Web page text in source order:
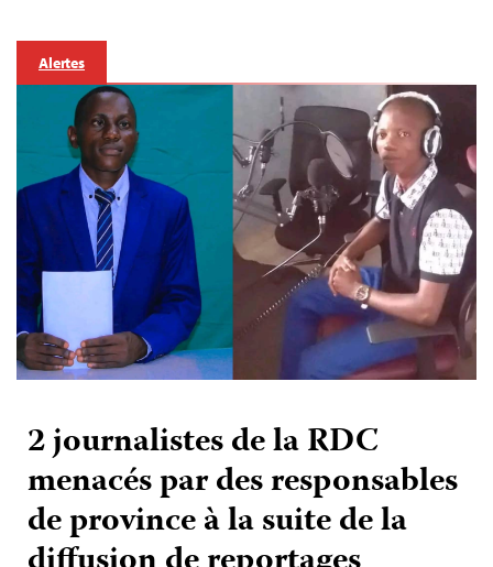
Alertes
2 journalistes de la RDC
menacés par des responsables
de province à la suite de la